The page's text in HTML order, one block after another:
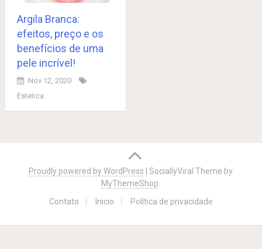
Argila Branca:
efeitos, preço e os
benefícios de uma
pele incrível!
Nov 12, 2020
Estetica
navigation
Proudly powered by WordPress |SociallyViral Theme by
MyThemeShop
Contato
Inicio Política de privacidade